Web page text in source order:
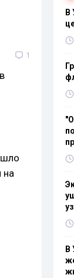
1
на
В
В